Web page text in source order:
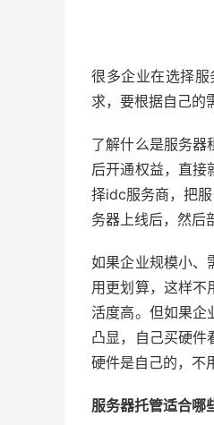
很多企业在选择
求，要根据自己的
了解什么是服务器
后开通权益，直接
择idc服务商，把
务器上线后，然后
如果企业规模小、
用更划算，这样不
活度高。但如果企
凸显，自己买硬件
硬件是自己的，不
服务器托管适合哪